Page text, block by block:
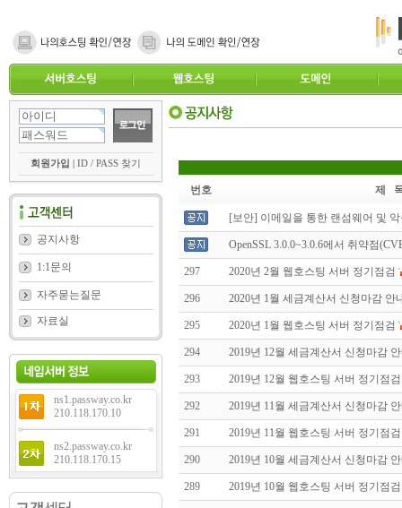
회원가입 | ID / PASS 찾기
공지사항
1:1문의
자주묻는질문
자료실
ns1.passway.co.kr
210.118.170.10
ns2.passway.co.kr
210.118.170.15
번호 제
[보안] 이메일을 통한 랜섬웨어 및
OpenSSL 3.0.0~3.0.6에서 취약점
297 2020년 2월 웹호스팅 서버 정기점검
296 2020년 1월 세금계산서 신청마감 안
295 2020년 1월 웹호스팅 서버 정기점검
294 2019년 12월 세금계산서 신청마감
293 2019년 12월 웹호스팅 서버 정기점검
292 2019년 11월 세금계산서 신청마감
291 2019년 11월 웹호스팅 서버 정기점검
290 2019년 10월 세금계산서 신청마감
289 2019년 10월 웹호스팅 서버 정기점검